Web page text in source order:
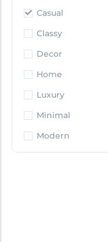
Casual
Classy
Decor
Home
Luxury
Minimal
Modern